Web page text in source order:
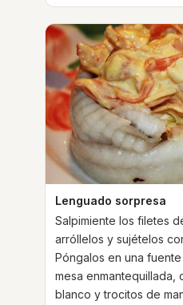
Lenguado sorpresa
Salpimiente los filetes
arróllelos y sujételos
Póngalos en una
mesa enmantequillada,
blanco y trocitos de